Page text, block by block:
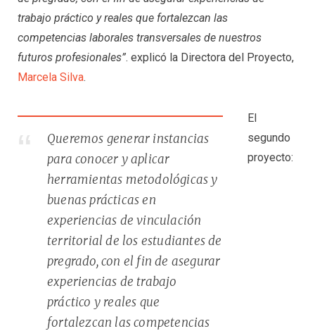
trabajo práctico y reales que fortalezcan las
competencias laborales transversales de nuestros
futuros profesionales”. explicó la Directora del Proyecto,
Marcela Silva.
Queremos generar instancias
para conocer y aplicar
herramientas metodológicas y
buenas prácticas en
experiencias de vinculación
territorial de los estudiantes de
pregrado, con el fin de asegurar
experiencias de trabajo
práctico y reales que
fortalezcan las competencias
El
segundo
proyecto: